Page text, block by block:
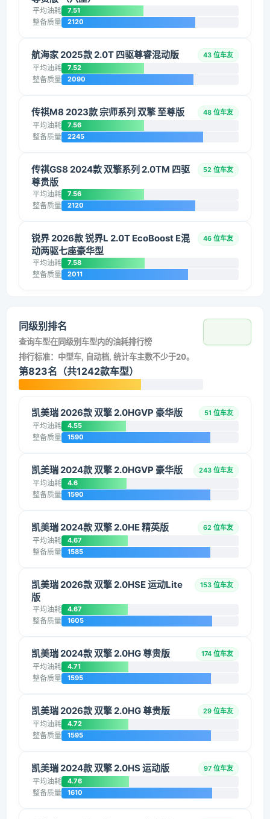
平均油耗 7.51
整备质量 2120
航海家 2025款 2.0T 四驱尊睿混动版 43 位车友
平均油耗 7.52
整备质量 2090
传祺M8 2023款 宗师系列 双擎 至尊版 48 位车友
平均油耗 7.56
整备质量 2245
传祺GS8 2024款 双擎系列 2.0TM 四驱
尊贵版
52 位车友
平均油耗 7.56
整备质量 2120
锐界 2026款 锐界L 2.0T EcoBoost E混
动两驱七座豪华型
46 位车友
平均油耗 7.58
整备质量 2011
同级别排名
查询车型在同级别车型内的油耗排行榜
排行标准：中型车, 自动档, 统计车主数不少于20。
第823名（共1242款车型）
凯美瑞 2026款 双擎 2.0HGVP 豪华版 51 位车友
平均油耗 4.55
整备质量 1590
凯美瑞 2024款 双擎 2.0HGVP 豪华版 243 位车友
平均油耗 4.6
整备质量 1590
凯美瑞 2024款 双擎 2.0HE 精英版 62 位车友
平均油耗 4.67
整备质量 1585
凯美瑞 2026款 双擎 2.0HSE 运动Lite
版
153 位车友
平均油耗 4.67
整备质量 1605
凯美瑞 2024款 双擎 2.0HG 尊贵版 174 位车友
平均油耗 4.71
整备质量 1595
凯美瑞 2026款 双擎 2.0HG 尊贵版 29 位车友
平均油耗 4.72
整备质量 1595
凯美瑞 2024款 双擎 2.0HS 运动版 97 位车友
平均油耗 4.76
整备质量 1610